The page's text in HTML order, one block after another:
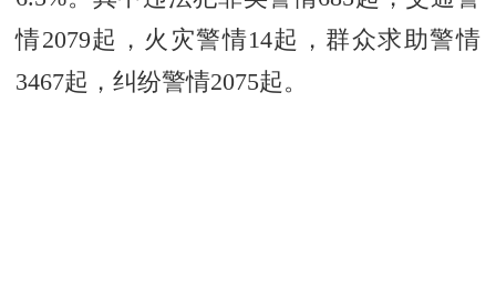
情2079起，火灾警情14起，群众求助警情
3467起，纠纷警情2075起。